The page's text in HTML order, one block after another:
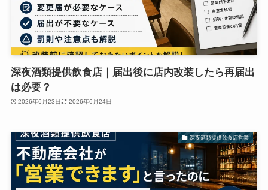
深夜酒類提供飲食店｜届出後に店内改装したら再届出
は必要？
2026年6月23日 2026年6月24日
深夜酒類提供飲食店営業